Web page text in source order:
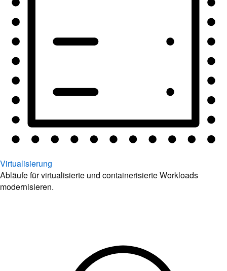
Virtualisierung
Abläufe für virtualisierte und containerisierte Workloads
modernisieren.